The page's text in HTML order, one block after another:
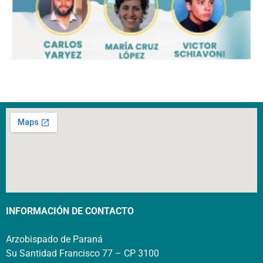
INFORMACIÓN DE CONTACTO
Arzobispado de Paraná
Su Santidad Francisco 77 – CP 3100